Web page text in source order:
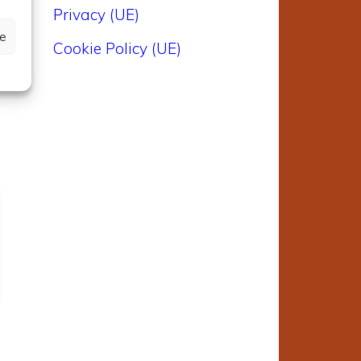
Privacy (UE)
Cookie Policy (UE)